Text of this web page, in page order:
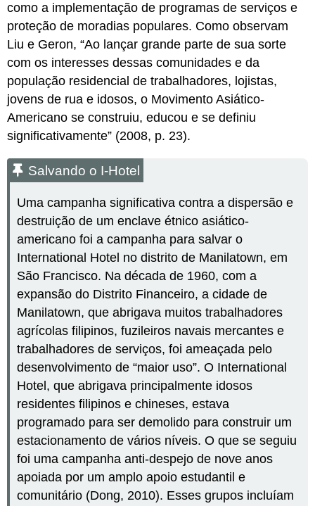
como a implementação de programas de serviços e
proteção de moradias populares. Como observam
Liu e Geron, “Ao lançar grande parte de sua sorte
com os interesses dessas comunidades e da
população residencial de trabalhadores, lojistas,
jovens de rua e idosos, o Movimento Asiático-
Americano se construiu, educou e se definiu
significativamente” (2008, p. 23).
Salvando o I-Hotel
Uma campanha significativa contra a dispersão e
destruição de um enclave étnico asiático-
americano foi a campanha para salvar o
International Hotel no distrito de Manilatown, em
São Francisco. Na década de 1960, com a
expansão do Distrito Financeiro, a cidade de
Manilatown, que abrigava muitos trabalhadores
agrícolas filipinos, fuzileiros navais mercantes e
trabalhadores de serviços, foi ameaçada pelo
desenvolvimento de “maior uso”. O International
Hotel, que abrigava principalmente idosos
residentes filipinos e chineses, estava
programado para ser demolido para construir um
estacionamento de vários níveis. O que se seguiu
foi uma campanha anti-despejo de nove anos
apoiada por um amplo apoio estudantil e
comunitário (Dong, 2010). Esses grupos incluíam